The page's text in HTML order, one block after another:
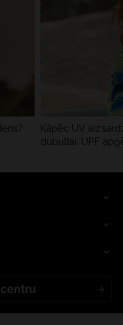
Kāpēc UV
dubultai: UPF